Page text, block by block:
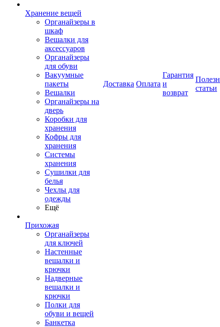
Хранение вещей
Органайзеры в
шкаф
Вешалки для
аксессуаров
Органайзеры
для обуви
Вакуумные
пакеты
Вешалки
Органайзеры на
дверь
Коробки для
хранения
Кофры для
хранения
Системы
хранения
Сушилки для
белья
Чехлы для
одежды
Ещё
Прихожая
Органайзеры
для ключей
Настенные
вешалки и
крючки
Надверные
вешалки и
крючки
Полки для
обуви и вещей
Банкетка
Доставка Оплата
Гарантия
и
возврат
статьи